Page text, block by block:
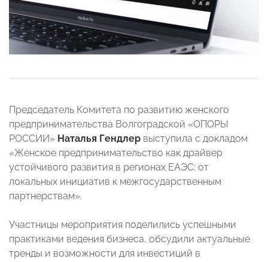
Председатель Комитета по развитию женского
предпринимательства Волгоградской «ОПОРЫ
РОССИИ» Наталья Гендлер выступила с докладом
«Женское предпринимательство как драйвер
устойчивого развития в регионах ЕАЭС: от
локальных инициатив к межгосударственным
партнерствам».
Участницы мероприятия поделились успешными
практиками ведения бизнеса, обсудили актуальные
тренды и возможности для инвестиций в